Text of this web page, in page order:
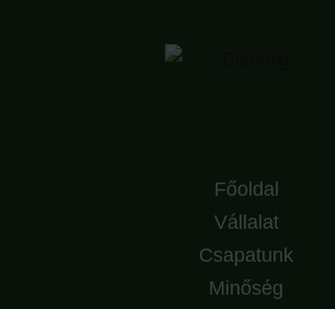
Főoldal
Vállalat
Csapatunk
Minőség